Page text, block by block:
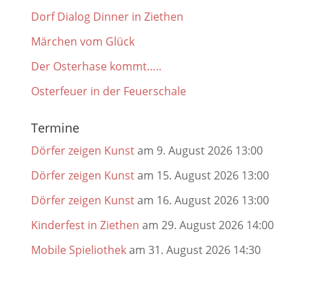
Dorf Dialog Dinner in Ziethen
Märchen vom Glück
Der Osterhase kommt…..
Osterfeuer in der Feuerschale
Termine
Dörfer zeigen Kunstam 9. August 2026 13:00
Dörfer zeigen Kunstam 15. August 2026 13:00
Dörfer zeigen Kunstam 16. August 2026 13:00
Kinderfest in Ziethen am 29. August 2026 14:00
Mobile Spieliothekam 31. August 2026 14:30